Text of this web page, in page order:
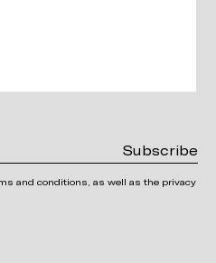
the
and conditions, as well as the privacy